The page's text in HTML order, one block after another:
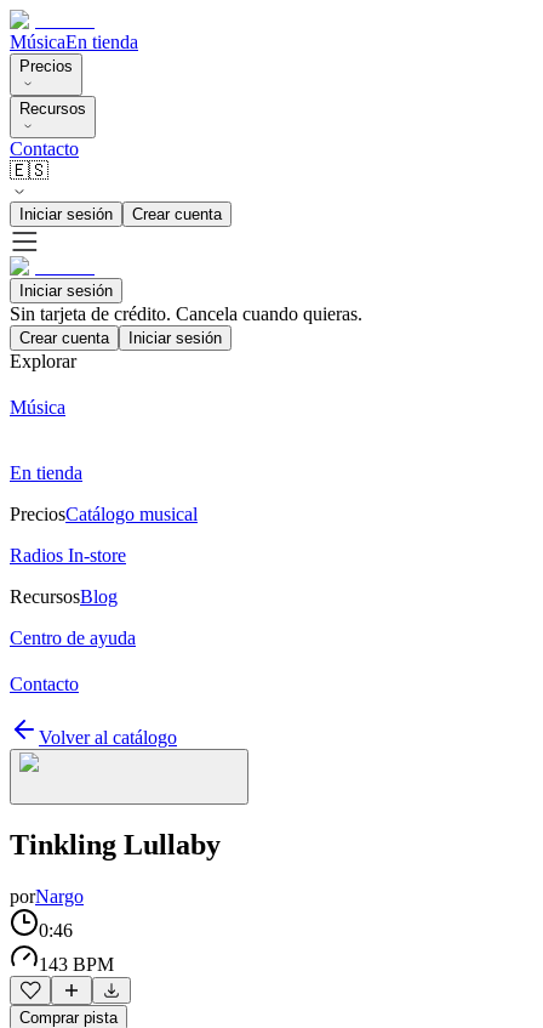
MúsicaEn tienda
Precios
Recursos
Contacto
🇪🇸
Iniciar sesión Crear cuenta
Iniciar sesión
Sin tarjeta de crédito. Cancela cuando quieras.
Crear cuenta Iniciar sesión
Explorar
Música
En tienda
PreciosCatálogo musical
Radios In-store
RecursosBlog
Centro de ayuda
Contacto
Volver al catálogo
Tinkling Lullaby
porNargo
0:46
143 BPM
Comprar pista